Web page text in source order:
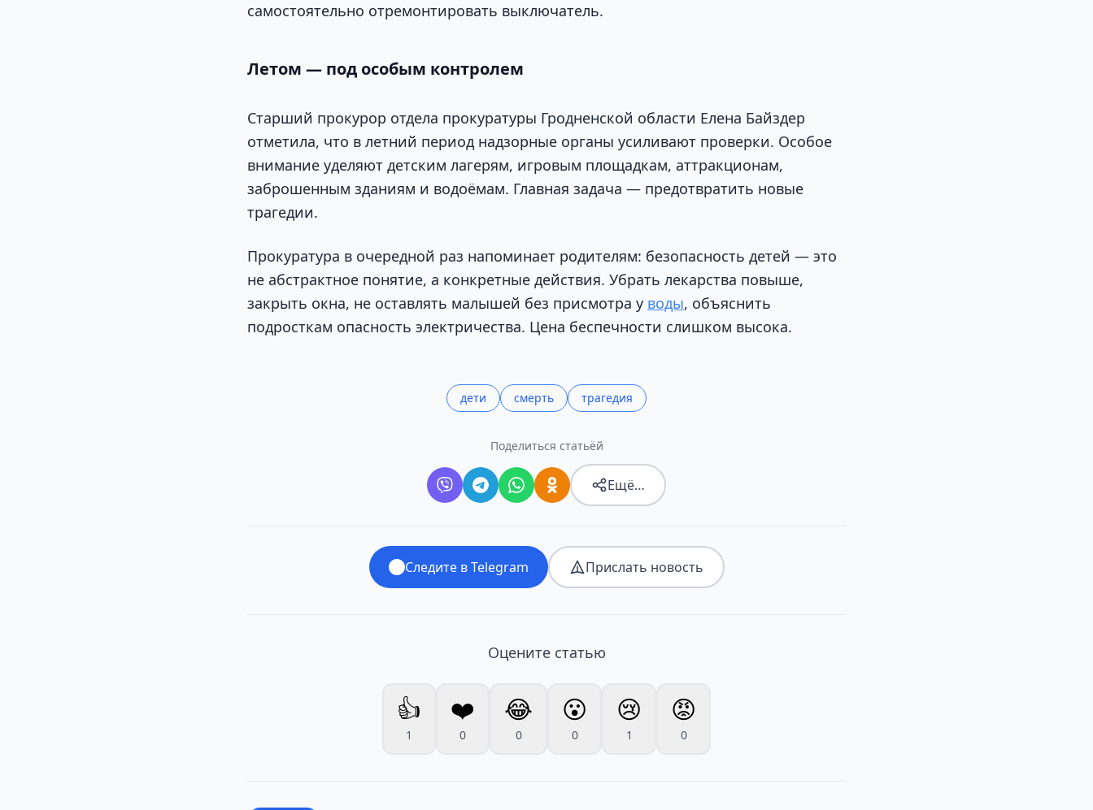
самостоятельно отремонтировать выключатель.
Летом — под особым контролем
Старший прокурор отдела прокуратуры Гродненской области Елена Байздер
отметила, что в летний период надзорные органы усиливают проверки. Особое
внимание уделяют детским лагерям, игровым площадкам, аттракционам,
заброшенным зданиям и водоёмам. Главная задача — предотвратить новые
трагедии.
Прокуратура в очередной раз напоминает родителям: безопасность детей — это
не абстрактное понятие, а конкретные действия. Убрать лекарства повыше,
закрыть окна, не оставлять малышей без присмотра у воды, объяснить
подросткам опасность электричества. Цена беспечности слишком высока.
дети смерть трагедия
Поделиться статьёй
Ещё…
Следите в Telegram Прислать новость
Оцените статью
👍
1
❤️
0
😂
0
😮
0
😢
1
😡
0